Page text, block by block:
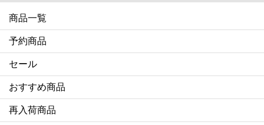
商品一覧
予約商品
セール
おすすめ商品
再入荷商品